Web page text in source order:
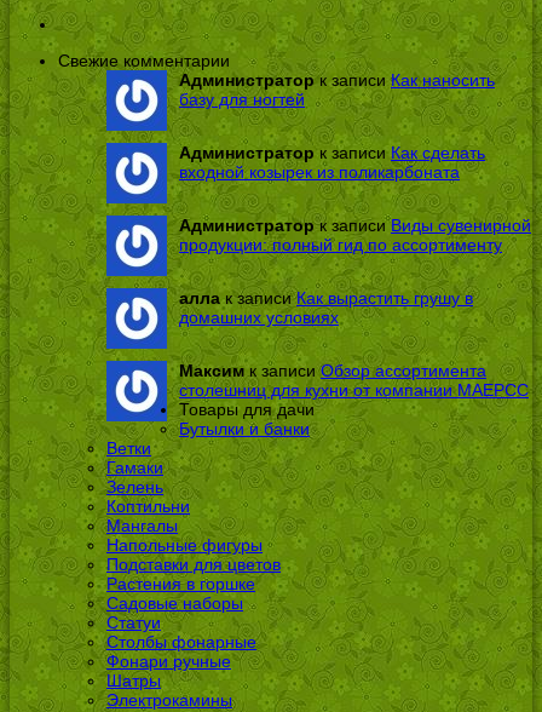
Свежие комментарии
Администраторк записиКак наносить
базу для ногтей
Администраторк записиКак сделать
входной козырек из поликарбоната
Администраторк записиВиды сувенирной
продукции: полный гид по ассортименту
аллак записиКак вырастить грушу в
домашних условиях
Максимк записиОбзор ассортимента
столешниц для кухни от компании МАЕРСС
Товары для дачи
Бутылки и банки
Ветки
Гамаки
Зелень
Коптильни
Мангалы
Напольные фигуры
Подставки для цветов
Растения в горшке
Садовые наборы
Статуи
Столбы фонарные
Фонари ручные
Шатры
Электрокамины